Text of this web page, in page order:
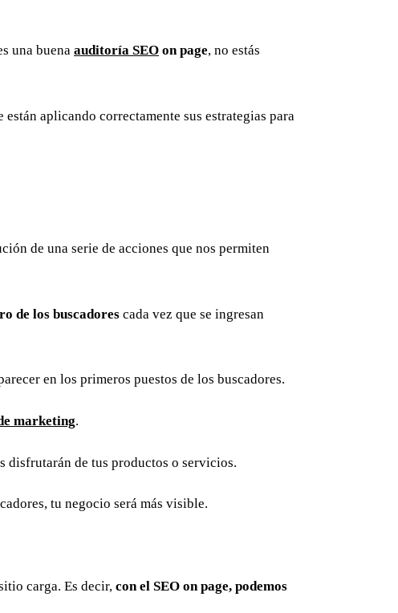
una buena auditoría SEO on page, no estás
aplicando correctamente sus estrategias para
de una serie de acciones que nos permiten
de los buscadores cada vez que se ingresan
en los primeros puestos de los buscadores.
marketing.
disfrutarán de tus productos o servicios.
tu negocio será más visible.
carga. Es decir, con el SEO on page, podemos